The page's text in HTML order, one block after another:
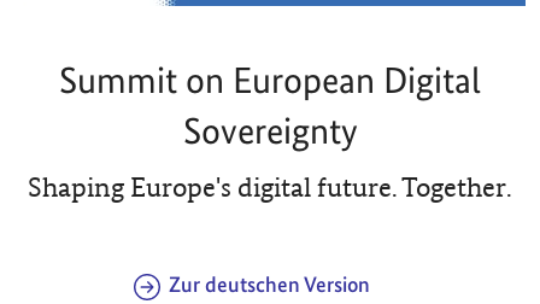
Summit on European Digital
Sovereignty
Shaping Europe's digital future. Together.
Zur deutschen Version